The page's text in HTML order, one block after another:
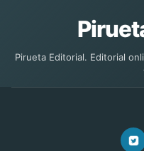
Pirueta Editorial. Editorial